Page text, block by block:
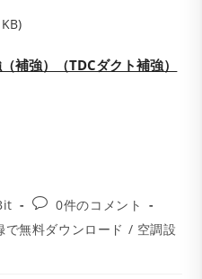
補強）（TDCダクト補強）
投
稿
コ
0件のコメント
で無料ダウンロード / 空調設